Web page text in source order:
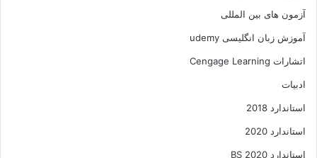
آزمون های بین المللی
آموزش زبان انگلیسی udemy
اتشارات Cengage Learning
ادبیات
استاندارد 2018
استاندارد 2020
استاندارد 2020 BS